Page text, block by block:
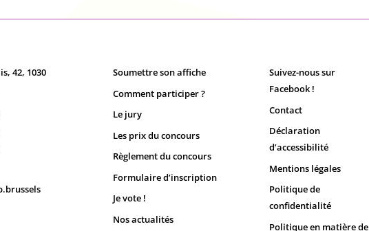
42, 1030
Soumettre son affiche
Comment participer ?
Le jury
Les prix du concours
Règlement du concours
Formulaire d’inscription
Je vote !
Nos actualités
Suivez-nous sur
Facebook !
Contact
Déclaration
d’accessibilité
Mentions légales
Politique de
confidentialité
Politique en matière de